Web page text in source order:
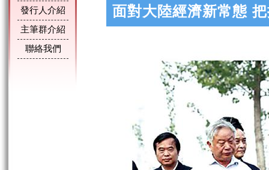
發行人介紹
主筆群介紹
聯絡我們
面對大陸經濟新常態